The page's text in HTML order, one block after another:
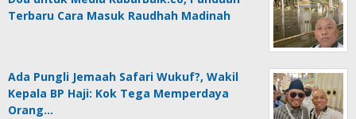
Terbaru Cara Masuk Raudhah Madinah
Ada Pungli Jemaah Safari Wukuf?, Wakil
Kepala BP Haji: Kok Tega Memperdaya
Orang…